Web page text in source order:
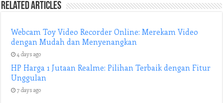
Related Articles
Webcam Toy Video Recorder Online: Merekam Video
dengan Mudah dan Menyenangkan
4 days ago
HP Harga 1 Jutaan Realme: Pilihan Terbaik dengan Fitur
Unggulan
7 days ago